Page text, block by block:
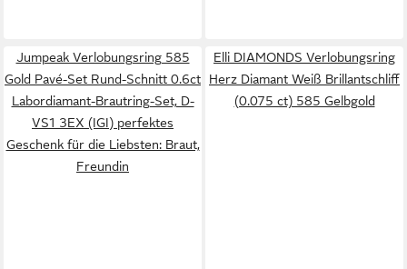
Jumpeak Verlobungsring 585
Gold Pavé-Set Rund-Schnitt 0.6ct
Labordiamant-Brautring-Set, D-
VS1 3EX (IGI) perfektes
Geschenk für die Liebsten: Braut,
Freundin
Elli DIAMONDS Verlobungsring
Herz Diamant Weiß Brillantschliff
(0.075 ct) 585 Gelbgold